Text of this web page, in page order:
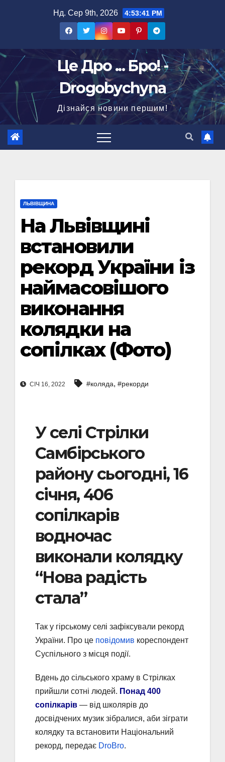
Нд. Сер 9th, 2026 4:53:42 PM
Це Дро ... Бро! -
Drogobychyna
Дізнайся новини першим!
ЛЬВІВЩИНА
На Львівщині
встановили
рекорд України із
наймасовішого
виконання
колядки на
сопілках (Фото)
СІЧ 16, 2022 #коляда, #рекорди
У селі Стрілки
Самбірського
району сьогодні, 16
січня, 406
сопілкарів
водночас
виконали колядку
“Нова радість
стала”
Так у гірському селі зафіксували рекорд
України. Про це повідомив кореспондент
Суспільного з місця події.
Вдень до сільського храму в Стрілках
прийшли сотні людей. Понад 400
сопілкарів — від школярів до
досвідчених музик зібралися, аби зіграти
колядку та встановити Національний
рекорд, передає DroBro.